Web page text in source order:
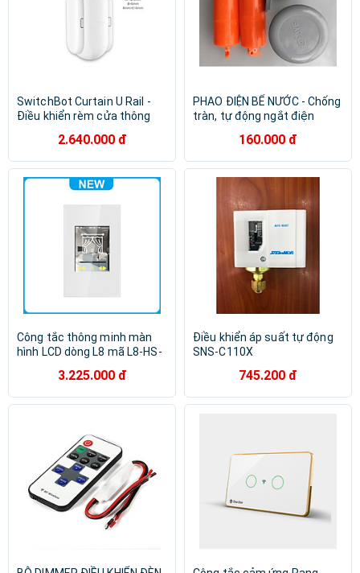
SwitchBot Curtain U Rail -
Điều khiển rèm cửa thông
Hàng chính hãng
2.640.000 đ
PHAO ĐIỆN BỂ NƯỚC - Chống
tràn, tự động ngắt điện
160.000 đ
Công tắc thông minh màn
hình LCD dòng L8 mã L8-HS-
thương hiệu LANBON
3.225.000 đ
Điều khiển áp suất tự động
SNS-C110X
745.200 đ